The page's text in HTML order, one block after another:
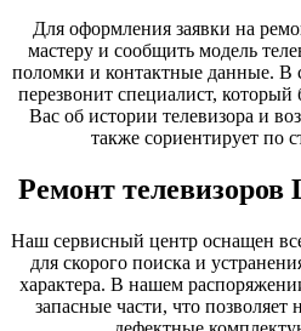
Для оформления заявки на
мастеру и сообщить модель
поломки и контактные данные. В
перезвонит специалист, который
Вас об истории телевизора и
также сориентирует по
Ремонт
Наш сервисный центр оснащен
для скорого поиска и
характера. В нашем
запасные части, что позволяет